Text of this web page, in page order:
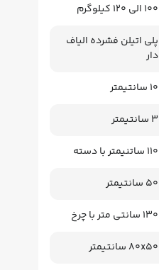
100 الی 120 کیلوگرم
پلی اتیلن فشرده الیاف
دار
10 سانتیمتر
3 سانتیمتر
110 ساتنیمتر با دسته
50 سانتیمتر
130 سانتی متر با چرخ
80x50 سانتیمتر